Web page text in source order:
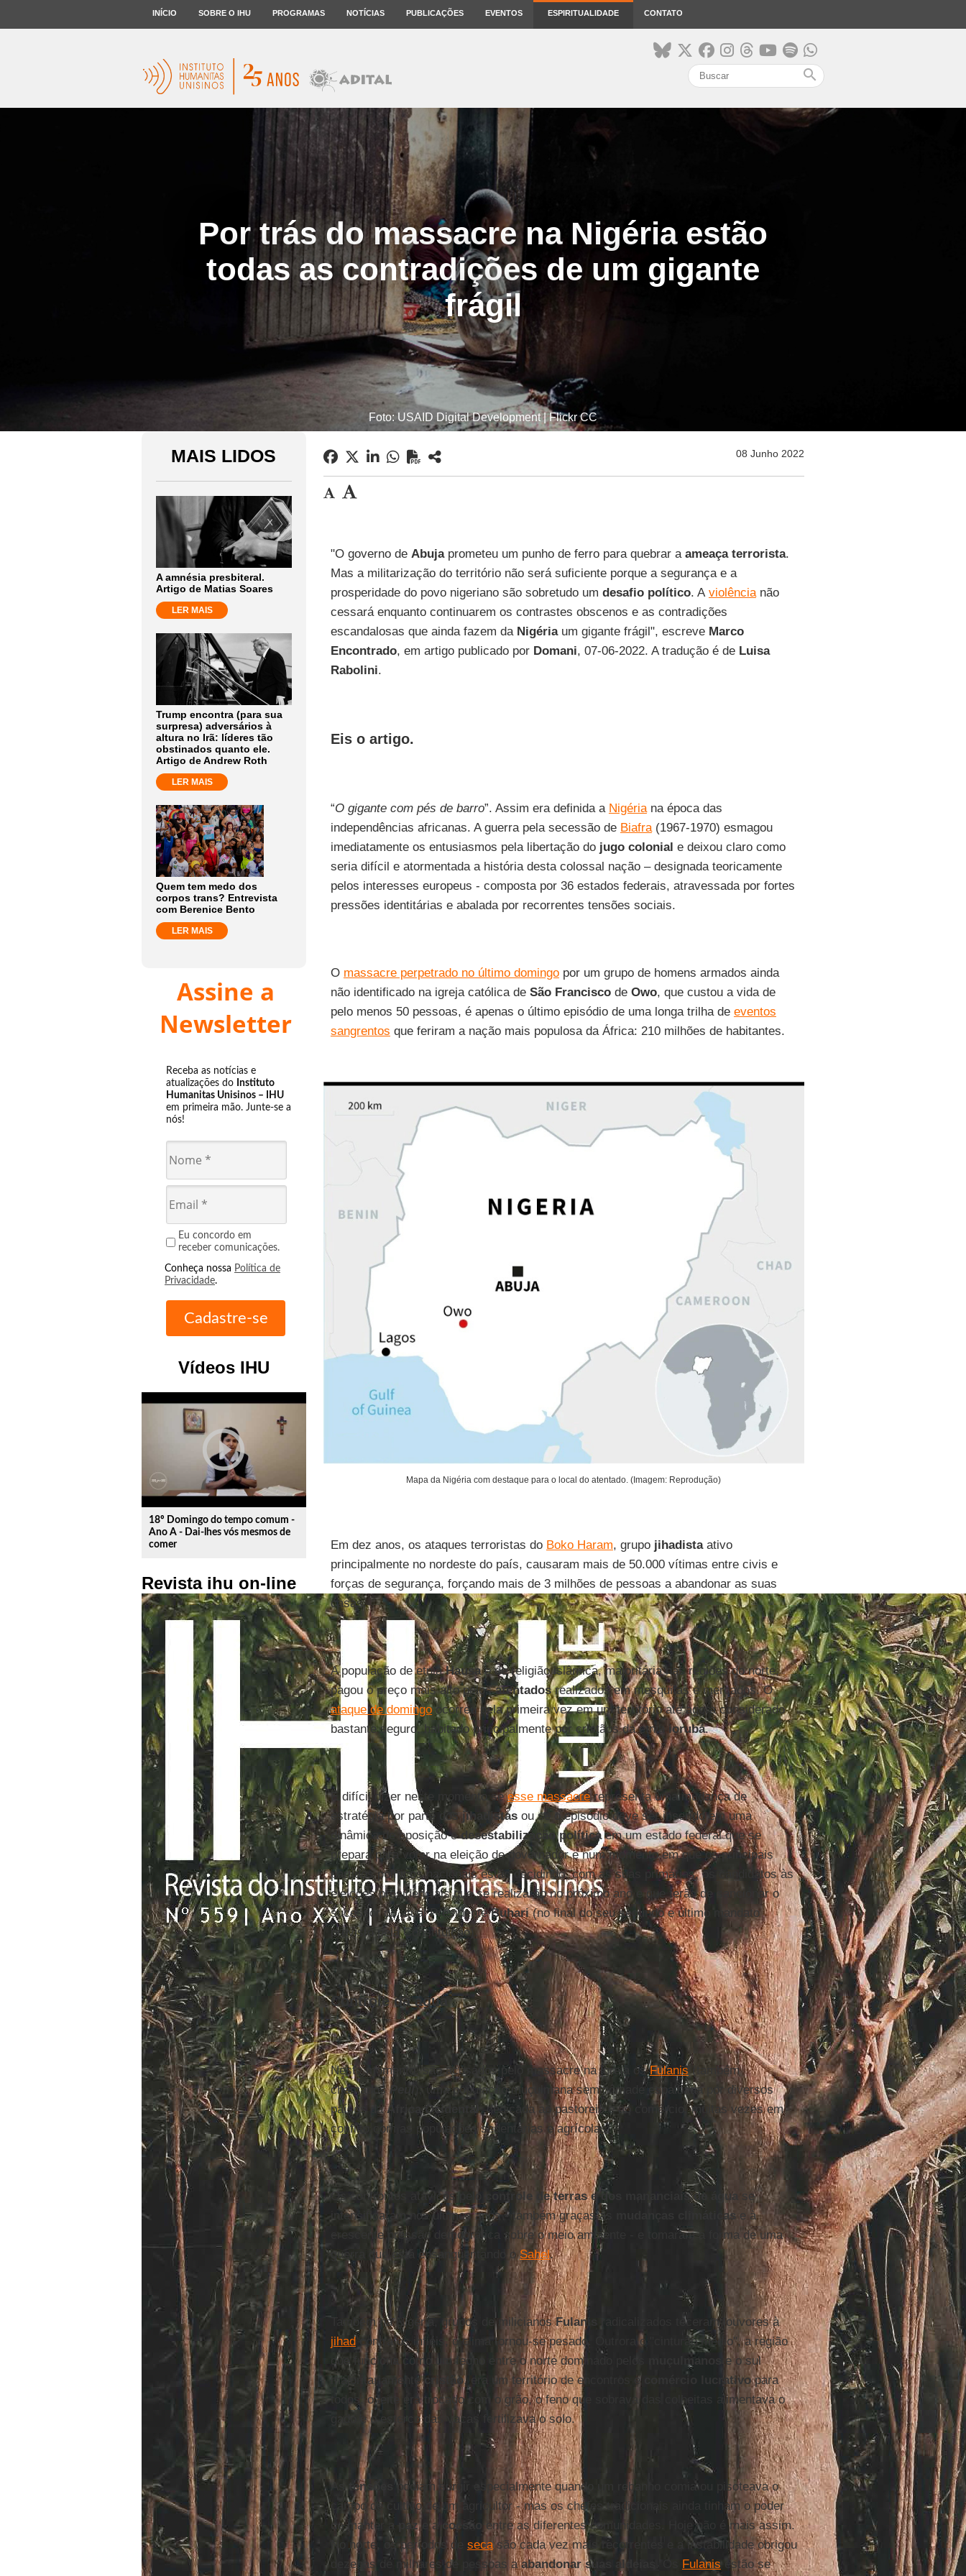
INÍCIO SOBRE O IHU PROGRAMAS NOTÍCIAS PUBLICAÇÕES EVENTOS ESPIRITUALIDADE CONTATO
search
Por trás do massacre na Nigéria estão
todas as contradições de um gigante
frágil
Foto: USAID Digital Development | Flickr CC
MAIS LIDOS
A amnésia presbiteral.
Artigo de Matias Soares
LER MAIS
Trump encontra (para sua
surpresa) adversários à
altura no Irã: líderes tão
obstinados quanto ele.
Artigo de Andrew Roth
LER MAIS
Quem tem medo dos
corpos trans? Entrevista
com Berenice Bento
LER MAIS
Assine a
Newsletter
Receba as notícias e
atualizações do Instituto
Humanitas Unisinos – IHU
em primeira mão. Junte-se a
nós!
Eu concordo em
receber comunicações.
Conheça nossa Política de
Privacidade.
Vídeos IHU
play_circle_outline
18º Domingo do tempo comum -
Ano A - Dai-lhes vós mesmos de
comer
Revista ihu on-line
08 Junho 2022
"O governo de Abujaprometeu um punho de ferro para quebrar a ameaça terrorista.
Mas a militarização do território não será suficiente porque a segurança e a
prosperidade do povo nigeriano são sobretudo um desafio político. A violêncianão
cessará enquanto continuarem os contrastes obscenos e as contradições
escandalosas que ainda fazem da Nigériaum gigante frágil", escreve Marco
Encontrado, em artigo publicado por Domani, 07-06-2022. A tradução é de Luisa
Rabolini.
Eis o artigo.
“O gigante com pés de barro”. Assim era definida a Nigériana época das
independências africanas. A guerra pela secessão de Biafra(1967-1970) esmagou
imediatamente os entusiasmos pela libertação do jugo colonial e deixou claro como
seria difícil e atormentada a história desta colossal nação – designada teoricamente
pelos interesses europeus - composta por 36 estados federais, atravessada por fortes
pressões identitárias e abalada por recorrentes tensões sociais.
O massacre perpetrado no último domingopor um grupo de homens armados ainda
não identificado na igreja católica de São Franciscode Owo, que custou a vida de
pelo menos 50 pessoas, é apenas o último episódio de uma longa trilha de eventos
sangrentos que feriram a nação mais populosa da África: 210 milhões de habitantes.
Mapa da Nigéria com destaque para o local do atentado. (Imagem: Reprodução)
Em dez anos, os ataques terroristas do Boko Haram, grupo jihadistaativo
principalmente no nordeste do país, causaram mais de 50.000 vítimas entre civis e
forças de segurança, forçando mais de 3 milhões de pessoas a abandonar as suas
casas.
A população de etniaHausae de religião islâmica, majoritária nas regiões do norte,
pagou o preço mais alto pelosatentadosrealizados em mesquitas e mercados. O
ataque de domingoocorreu pela primeira vez em um território até agora considerado
bastante seguro, habitado principalmente por cristãos da etniaiorubá.
É difícil dizer neste momento seesse massacrerepresenta uma mudança de
estratégia por parte dosjihadistasou se o episódio deve ser inserido em uma
dinâmica de oposição edesestabilização políticaem um estado federal que se
prepara para votar na eleição de governador e num momento em que os principais
partidos políticos nacionais estão decidindo, com as suas primárias, os candidatos às
eleições presidenciais que se realizarão no próximo ano e que terão de sancionar o
sucessor do atual PresidenteBuhari(no final do seu segundo e último mandato
previsto pela Constituição).
Controle da água
Neste momento, são acusados pelo massacre na igreja osFulanis (também
chamadosPeul
), uma população muçulmana seminômade espalhada por diversos
países daÁfrica Ocidental, dedicada ao pastoreio e ao comércio, muitas vezes em
conflito com as populações sedentárias e agrícolas.
Os confrontos atávicos pelo controle de terras e dos mananciais de água se
intensificaram nos últimos anos - também graças às
mudanças climáticase à
crescente pressão demográfica sobre o meio ambiente - e tomaram a forma de uma
guerra que está ensanguentando oSahel.
Também na Nigéria, grupos de milicianosFulanis
radicalizados teceram louvores à
jihadcontra os infiéis, o clima tornou-se pesado. Outrora o "cinturão médio", a região
que funciona como um fecho entre o norte dominado pelos
muçulmanos
e o sul
majoritariamente cristão, era um território de encontros e comércio lucrativopara
todos: o leite era trocado com o grão, o feno que sobrava das colheitas alimentava o
gado e o esterco das vacas fertilizava o solo.
As tensões
podiam surgir especialmente quando um rebanho comia ou pisoteava o
campo de cultivo de um agricultor - mas os chefes tradicionais ainda tinham o poder
de manter a
paze a coesão
entre as diferentes comunidades. Hoje não é mais assim.
No norte, os períodos de secasão cada vez mais recorrentes e a instabilidade obrigou
dezenas de milhares de pessoas aabandonar suas aldeias Fulanis estão se